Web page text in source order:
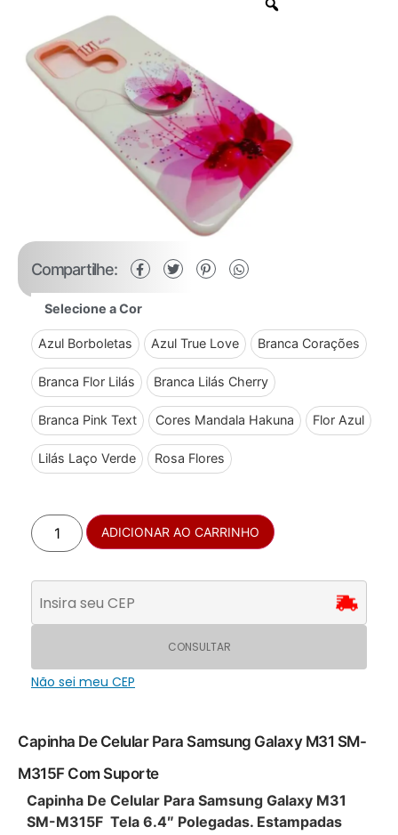
Capinha De Celular Para Samsung Galaxy M31 SM-
M315F Com Suporte
Capinha De Celular Para Samsung Galaxy M31
SM-M315F Tela 6.4″ Polegadas. Estampadas
Compartilhe:
Selecione a Cor
Azul Borboletas Azul True Love Branca Corações
Branca Flor Lilás Branca Lilás Cherry
Branca Pink Text Cores Mandala Hakuna Flor Azul
Lilás Laço Verde Rosa Flores
ADICIONAR AO CARRINHO
CONSULTAR
Não sei meu CEP